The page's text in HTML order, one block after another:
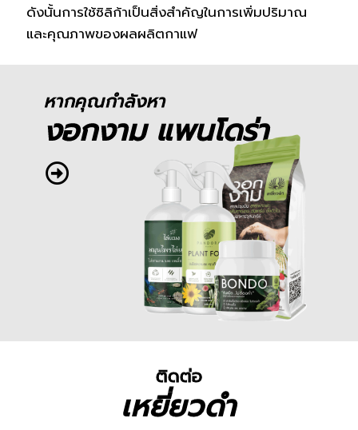
ดังนั้นการใช้ซิลิก้าเป็นสิ่งสำคัญในการเพิ่มปริมาณ
และคุณภาพของผลผลิตกาแฟ
หากคุณกำลังหา
งอกงาม แพนโดร่า
ติดต่อ
เหยี่ยวดำ